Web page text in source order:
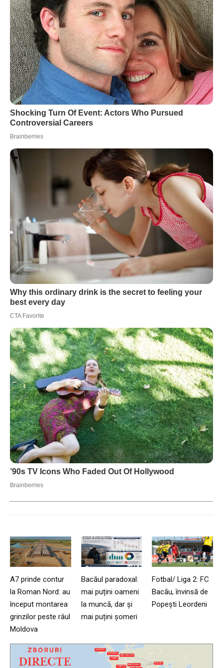
A7 prinde contur
la Roman Nord: au
început montarea
grinzilor peste râul
Moldova
Bacăul paradoxal:
mai puțini oameni
la muncă, dar și
mai puțini șomeri
Fotbal/ Liga 2: FC
Bacău, învinsă de
Popești Leordeni